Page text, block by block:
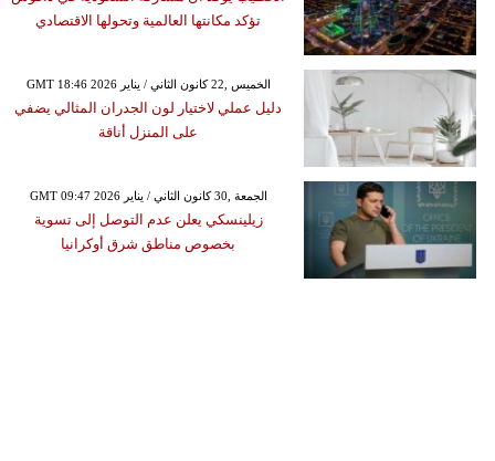
تؤكد مكانتها العالمية وتحولها الاقتصادي
GMT 18:46 2026 الخميس ,22 كانون الثاني / يناير
دليل عملي لاختيار لون الجدران المثالي يضفي
على المنزل أناقة
GMT 09:47 2026 الجمعة ,30 كانون الثاني / يناير
زيلينسكي يعلن عدم التوصل إلى تسوية
بخصوص مناطق شرق أوكرانيا